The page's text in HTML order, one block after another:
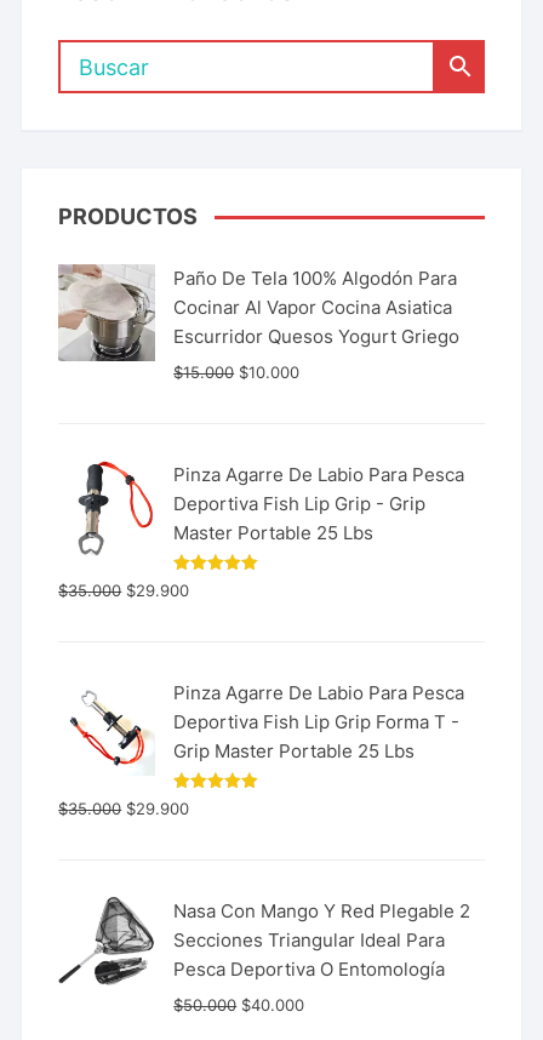
PRODUCTOS
Paño De Tela 100% Algodón Para
Cocinar Al Vapor Cocina Asiatica
Escurridor Quesos Yogurt Griego
$15.000 $10.000
Pinza Agarre De Labio Para Pesca
Deportiva Fish Lip Grip - Grip
Master Portable 25 Lbs
Valorado
con
$35.000 $29.900
Pinza Agarre De Labio Para Pesca
Deportiva Fish Lip Grip Forma T -
Grip Master Portable 25 Lbs
Valorado
con
$35.000 $29.900
Nasa Con Mango Y Red Plegable 2
Secciones Triangular Ideal Para
Pesca Deportiva O Entomología
$50.000 $40.000